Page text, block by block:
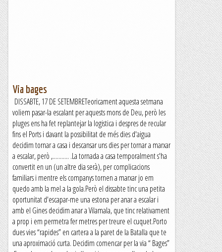
Via bages
DISSABTE, 17 DE SETEMBRETeoricament aquesta setmana
voliem pasar-la escalant per aquests mons de Deu, però les
pluges ens ha fet replantejar la logistica i despres de recular
fins el Ports i davant la possibilitat de més dies d'aigua
decidim tornar a casa i descansar uns dies per tornar a marxar
a escalar, però ,........... .La tornada a casa temporalment s'ha
convertit en un (un altre dia serà), per complicacions
familiars i mentre els companys tornen a marxar jo em
quedo amb la mel a la gola.Però el dissabte tinc una petita
oportunitat d'escapar-me una estona per anar a escalar i
amb el Gines decidim anar a Vilamala, que tinc relativament
a prop i em permetra fer metres per treure el cuquet.Porto
dues vies “rapides” en cartera a la paret de la Batalla que te
una aproximació curta. Decidim comencar per la via “ Bages”